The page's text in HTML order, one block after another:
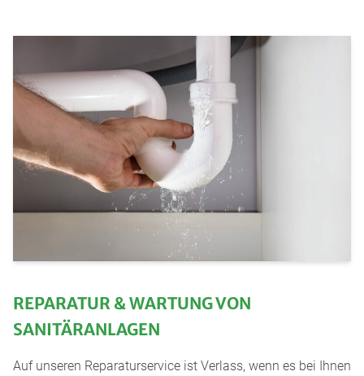
REPARATUR & WARTUNG VON
SANITÄRANLAGEN
Auf unseren Reparaturservice ist Verlass, wenn es bei Ihnen